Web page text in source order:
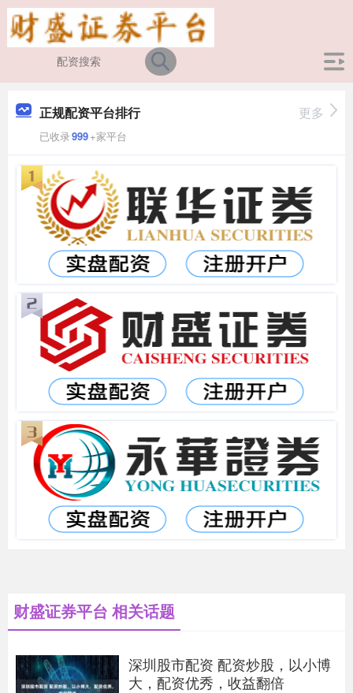
正规配资平台排行
已收录999+家平台
更多
财盛证券平台 相关话题
深圳股市配资 配资炒股，以小博
大，配资优秀，收益翻倍